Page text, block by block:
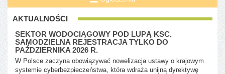
AKTUALNOŚCI
SEKTOR WODOCIĄGOWY POD LUPĄ KSC.
SAMODZIELNA REJESTRACJA TYLKO DO
PAŹDZIERNIKA 2026 R.
W Polsce zaczyna obowiązywać nowelizacja ustawy o krajowym
systemie cyberbezpieczeństwa, która wdraża unijną dyrektywę